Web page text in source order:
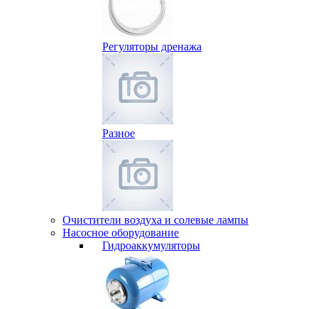
Регуляторы дренажа
Разное
Очистители воздуха и солевые лампы
Насосное оборудование
Гидро­аккумуляторы